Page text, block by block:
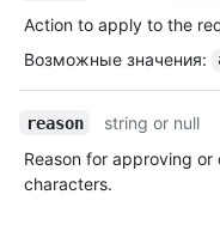
Action to apply to the
Возможные значения:
reason
string or null
Reason for approving
characters.